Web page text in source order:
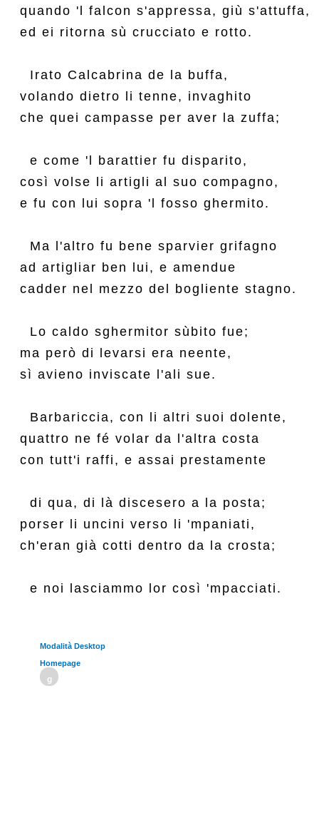
quando 'l falcon s'appressa, giù s'attuffa,
ed ei ritorna sù crucciato e rotto.
  Irato Calcabrina de la buffa,
volando dietro li tenne, invaghito
che quei campasse per aver la zuffa;
  e come 'l barattier fu disparito,
così volse li artigli al suo compagno,
e fu con lui sopra 'l fosso ghermito.
  Ma l'altro fu bene sparvier grifagno
ad artigliar ben lui, e amendue
cadder nel mezzo del bogliente stagno.
  Lo caldo sghermitor sùbito fue;
ma però di levarsi era neente,
sì avieno inviscate l'ali sue.
  Barbariccia, con li altri suoi dolente,
quattro ne fé volar da l'altra costa
con tutt'i raffi, e assai prestamente
  di qua, di là discesero a la posta;
porser li uncini verso li 'mpaniati,
ch'eran già cotti dentro da la crosta;
Modalità Desktop
Homepage
g